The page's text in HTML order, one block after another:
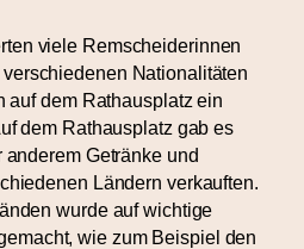
viele Remscheiderinnen
Nationalitäten
auf dem Rathausplatz ein
dem Rathausplatz gab es
Getränke und
Ländern verkauften.
wurde auf wichtige
wie zum Beispiel den